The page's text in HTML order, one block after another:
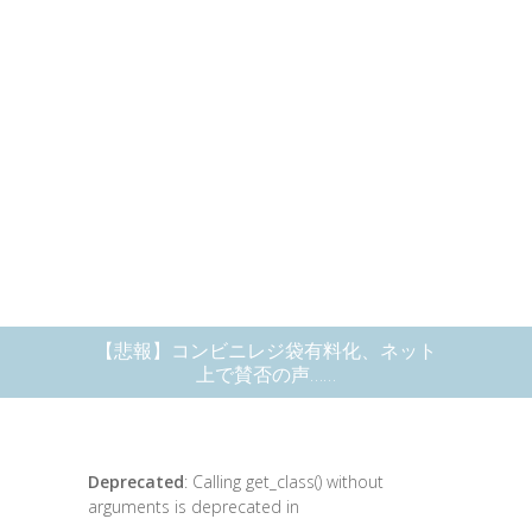
【悲報】コンビニレジ袋有料化、ネット
上で賛否の声……
Deprecated: Calling get_class() without
arguments is deprecated in